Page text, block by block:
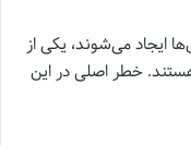
ایجاد می‌شوند، یکی از
خطر اصلی در این